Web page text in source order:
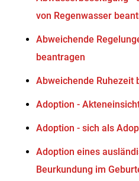
von Regenwasser
Abweichende
beantragen
Abweichende Ruhezeit
Adoption -
Adoption - sich als
Adoption eines
Beurkundung im